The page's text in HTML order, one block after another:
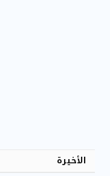
الأخيرة